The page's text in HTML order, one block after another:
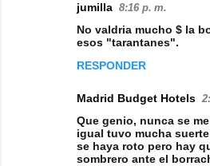
jumilla 8:16 p. m.
No valdria mucho $ la
esos "tarantanes".
RESPONDER
Madrid Budget Hotels
Que genio, nunca se
igual tuvo mucha
se haya roto pero hay
sombrero ante el